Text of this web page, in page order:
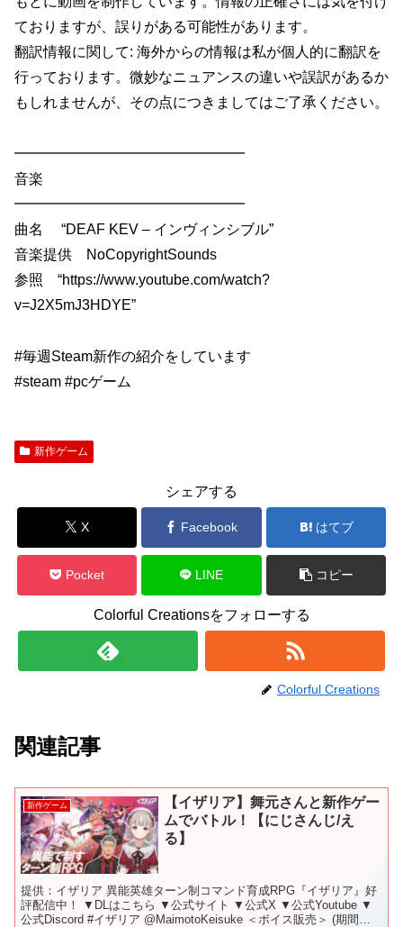
ておりますが、誤りがある可能性があります。
翻訳情報に関して: 海外からの情報は私が個人的に翻訳を
行っております。微妙なニュアンスの違いや誤訳があるか
もしれませんが、その点につきましてはご了承ください。
━━━━━━━━━━━━━━━━
音楽
━━━━━━━━━━━━━━━━
曲名 “DEAF KEV – インヴィンシブル”
音楽提供 NoCopyrightSounds
参照 “https://www.youtube.com/watch?
v=J2X5mJ3HDYE”
#毎週Steam新作の紹介をしています
#steam #pcゲーム
新作ゲーム
シェアする
X Facebook はてブ
Pocket LINE コピー
Colorful Creationsをフォローする
Colorful Creations
関連記事
新作ゲーム
【イザリア】舞元さんと新作ゲー
ムでバトル！【にじさんじ/え
る】
提供：イザリア 異能英雄ターン制コマンド育成RPG『イザリア』好
評配信中！ ▼DLはこちら ▼公式サイト ▼公式X ▼公式Youtube ▼
公式Discord #イザリア @MaimotoKeisuke ＜ボイス販売＞ (期間限